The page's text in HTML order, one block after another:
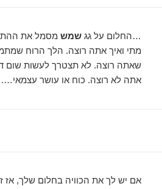
…החלום על גגשמש מסמל את
מתי ואיך אתה רוצה. הלך הרוח
שאתה רוצה. לא תצטרך לעשות שום
אתה לא רוצה. כוח או עושר עצמאי….
אם יש לך את הכוויה בחלום שלך,